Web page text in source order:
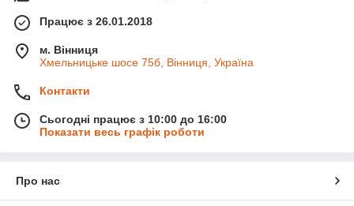
Працює з 26.01.2018
м. Вінниця
Хмельницьке шосе 75б, Вінниця, Україна
Контакти
Сьогодні працює з 10:00 до 16:00
Показати весь графік роботи
Про нас